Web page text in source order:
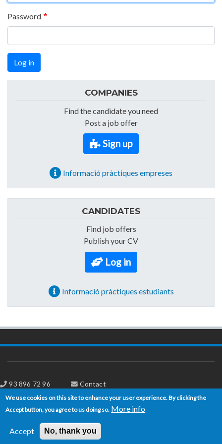
Password
Log in
COMPANIES
Find the candidate you need
Post a job offer
Sign up
Informació pràctiques empreses
CANDIDATES
Find job offers
Publish your CV
Log in
Informació pràctiques estudiants
93 896 72 96
Contact
Avda Victor Balaguer, 1 08800 Vilanova i la Geltrú
We use cookies on this site to enhance your user experience. By clicking the
Accept button, you agree to us doing so. More info
Accept No, thank you